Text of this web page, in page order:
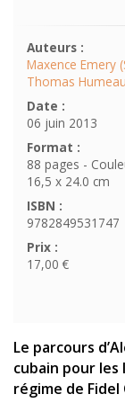
Auteurs :
Maxence Emery
Thomas
Date :
06 juin 2013
Format :
88 pages -
16,5 x 24.0 cm
ISBN :
9782849531747
Prix :
17,00 €
Le parcours
cubain pour
régime de Fidel